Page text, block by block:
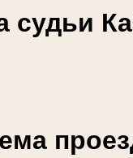
судьи